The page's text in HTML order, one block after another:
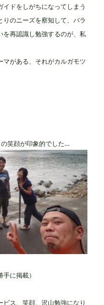
ドをしがちになってしまう
のニーズを察知して、バラ
を再認識し勉強するのが、私
マがある、それがカルガモツ
笑顔が印象的でした…
に掲載）
ス、笑顔、沢山勉強になり